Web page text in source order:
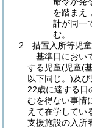
を踏まえ
計が同一
む。
2 措置入所等児
基準日におい
する児童(児童(
以下同じ。)及
22歳に達する日
むを得ない事情
えて在学してい
支援施設の入所